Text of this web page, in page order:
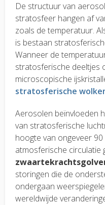
De structuur van
stratosfeer hangen af
zoals de temperatuur.
is bestaan
Wanneer de
stratosferische deeltjes
microscopische
stratosferische
Aerosolen beïnvloeden
van stratosferische
hoogte van ongeveer
atmosferische circulatie
storingen die de
ondergaan
wereldwijde